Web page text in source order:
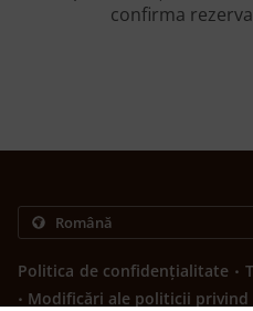
confirma
Politica de confidențialitate .
. Modificări ale politicii privind